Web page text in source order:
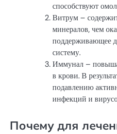
способствуют
Витрум –
минералов, чем
поддерживающее
систему.
Иммунал –
в крови. В
подавлению
инфекций и
Почему для